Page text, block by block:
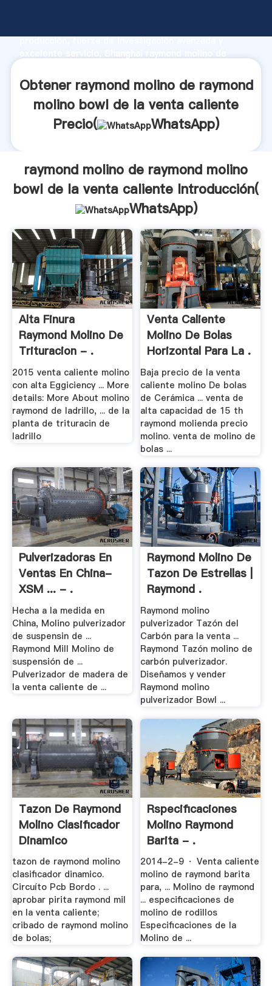
producción, fuerza de investigación avanzada y
crea el valor y aporta valores a todos los clientes.
Obtener raymond molino de raymond
molino bowl de la venta caliente
Precio(
WhatsApp)
raymond molino de raymond molino
bowl de la venta caliente Introducción(
WhatsApp)
Alta Finura
Raymond Molino De
Trituracion - .
2015 venta caliente molino
con alta Eggiciency ... More
details: More About molino
raymond de ladrillo, ... de la
planta de trituracin de
ladrillo
Venta Caliente
Molino De Bolas
Horizontal Para La .
Baja precio de la venta
caliente molino De bolas
de Cerámica ... venta de
alta capacidad de 15 th
raymond molienda precio
molino. venta de molino de
bolas ...
Pulverizadoras En
Ventas En China-
XSM ... - .
Hecha a la medida en
China, Molino pulverizador
de suspensin de ...
Raymond Mill Molino de
suspensión de ...
Pulverizador de madera de
la venta caliente de ...
Raymond Molino De
Tazon De Estrellas |
Raymond .
Raymond molino
pulverizador Tazón del
Carbón para la venta ...
Raymond Tazón molino de
carbón pulverizador.
Diseñamos y vender
Raymond molino
pulverizador Bowl ...
Tazon De Raymond
Molino Clasificador
Dinamico
tazon de raymond molino
clasificador dinamico.
Circuíto Pcb Bordo . ...
aprobar pirita raymond mil
en la venta caliente;
cribado de raymond molino
de bolas;
Rspecificaciones
Molino Raymond
Barita - .
2014-2-9 · Venta caliente
molino de raymond barita
para, ... Molino de raymond
... especificaciones de
molino de rodillos
Especificaciones de la
Molino de ...